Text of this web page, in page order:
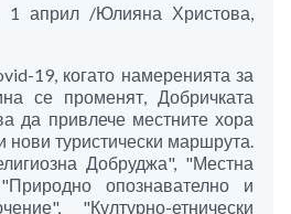
1 април /Юлияна Христова,
19, когато намеренията за
се променят, Добричката
да привлече местните хора
нови туристически маршрута.
Добруджа", "Местна
опознавателно и
"Културно-етнически